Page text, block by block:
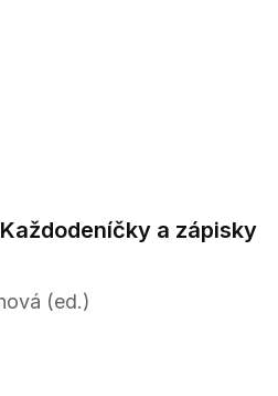
a zápisky
(ed.)